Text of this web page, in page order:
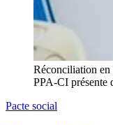
Réconciliation en
PPA-CI
Pacte social